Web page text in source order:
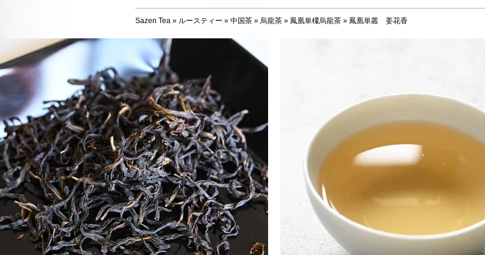
Sazen Tea » ルースティー » 中国茶 » 烏龍茶 » 鳳凰単欉烏龍茶 » 鳳凰単叢 姜花香